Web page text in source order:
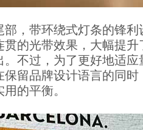
部，带环绕式灯条的锋
贯的光带效果，大幅提
。不过，为了更好地适
保留品牌设计语言的同
的平衡。